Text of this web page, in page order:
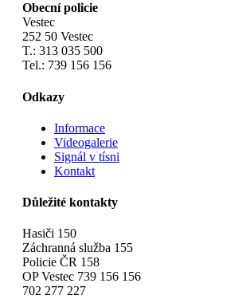
Obecní policie
Vestec
252 50 Vestec
T.: 313 035 500
Tel.: 739 156 156
Odkazy
Informace
Videogalerie
Signál v tísni
Kontakt
Důležité kontakty
Hasiči 150
Záchranná služba 155
Policie ČR 158
OP Vestec 739 156 156
702 277 227